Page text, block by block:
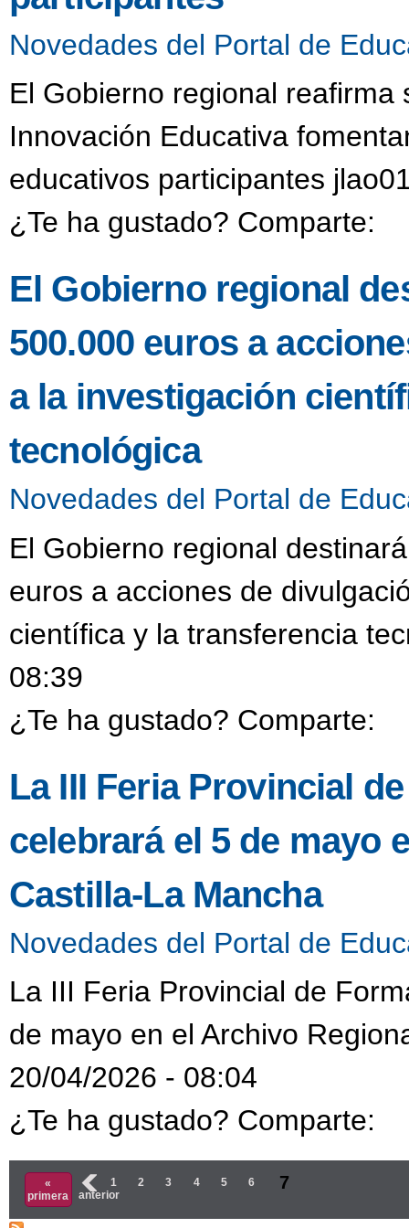
Novedades del Portal de
El Gobierno regional
Innovación Educativa
educativos participantes
¿Te ha gustado? Comparte:
El Gobierno regional
500.000 euros a
a la investigación
tecnológica
Novedades del Portal de
El Gobierno regional
euros a acciones de
científica y la transferencia
08:39
¿Te ha gustado? Comparte:
La III Feria Provincial
celebrará el 5 de mayo
Castilla-La Mancha
Novedades del Portal de
La III Feria Provincial de
de mayo en el Archivo
20/04/2026 - 08:04
¿Te ha gustado? Comparte:
Páginas
«
primera
‹
anterior
1 2 3 4 5 6 7